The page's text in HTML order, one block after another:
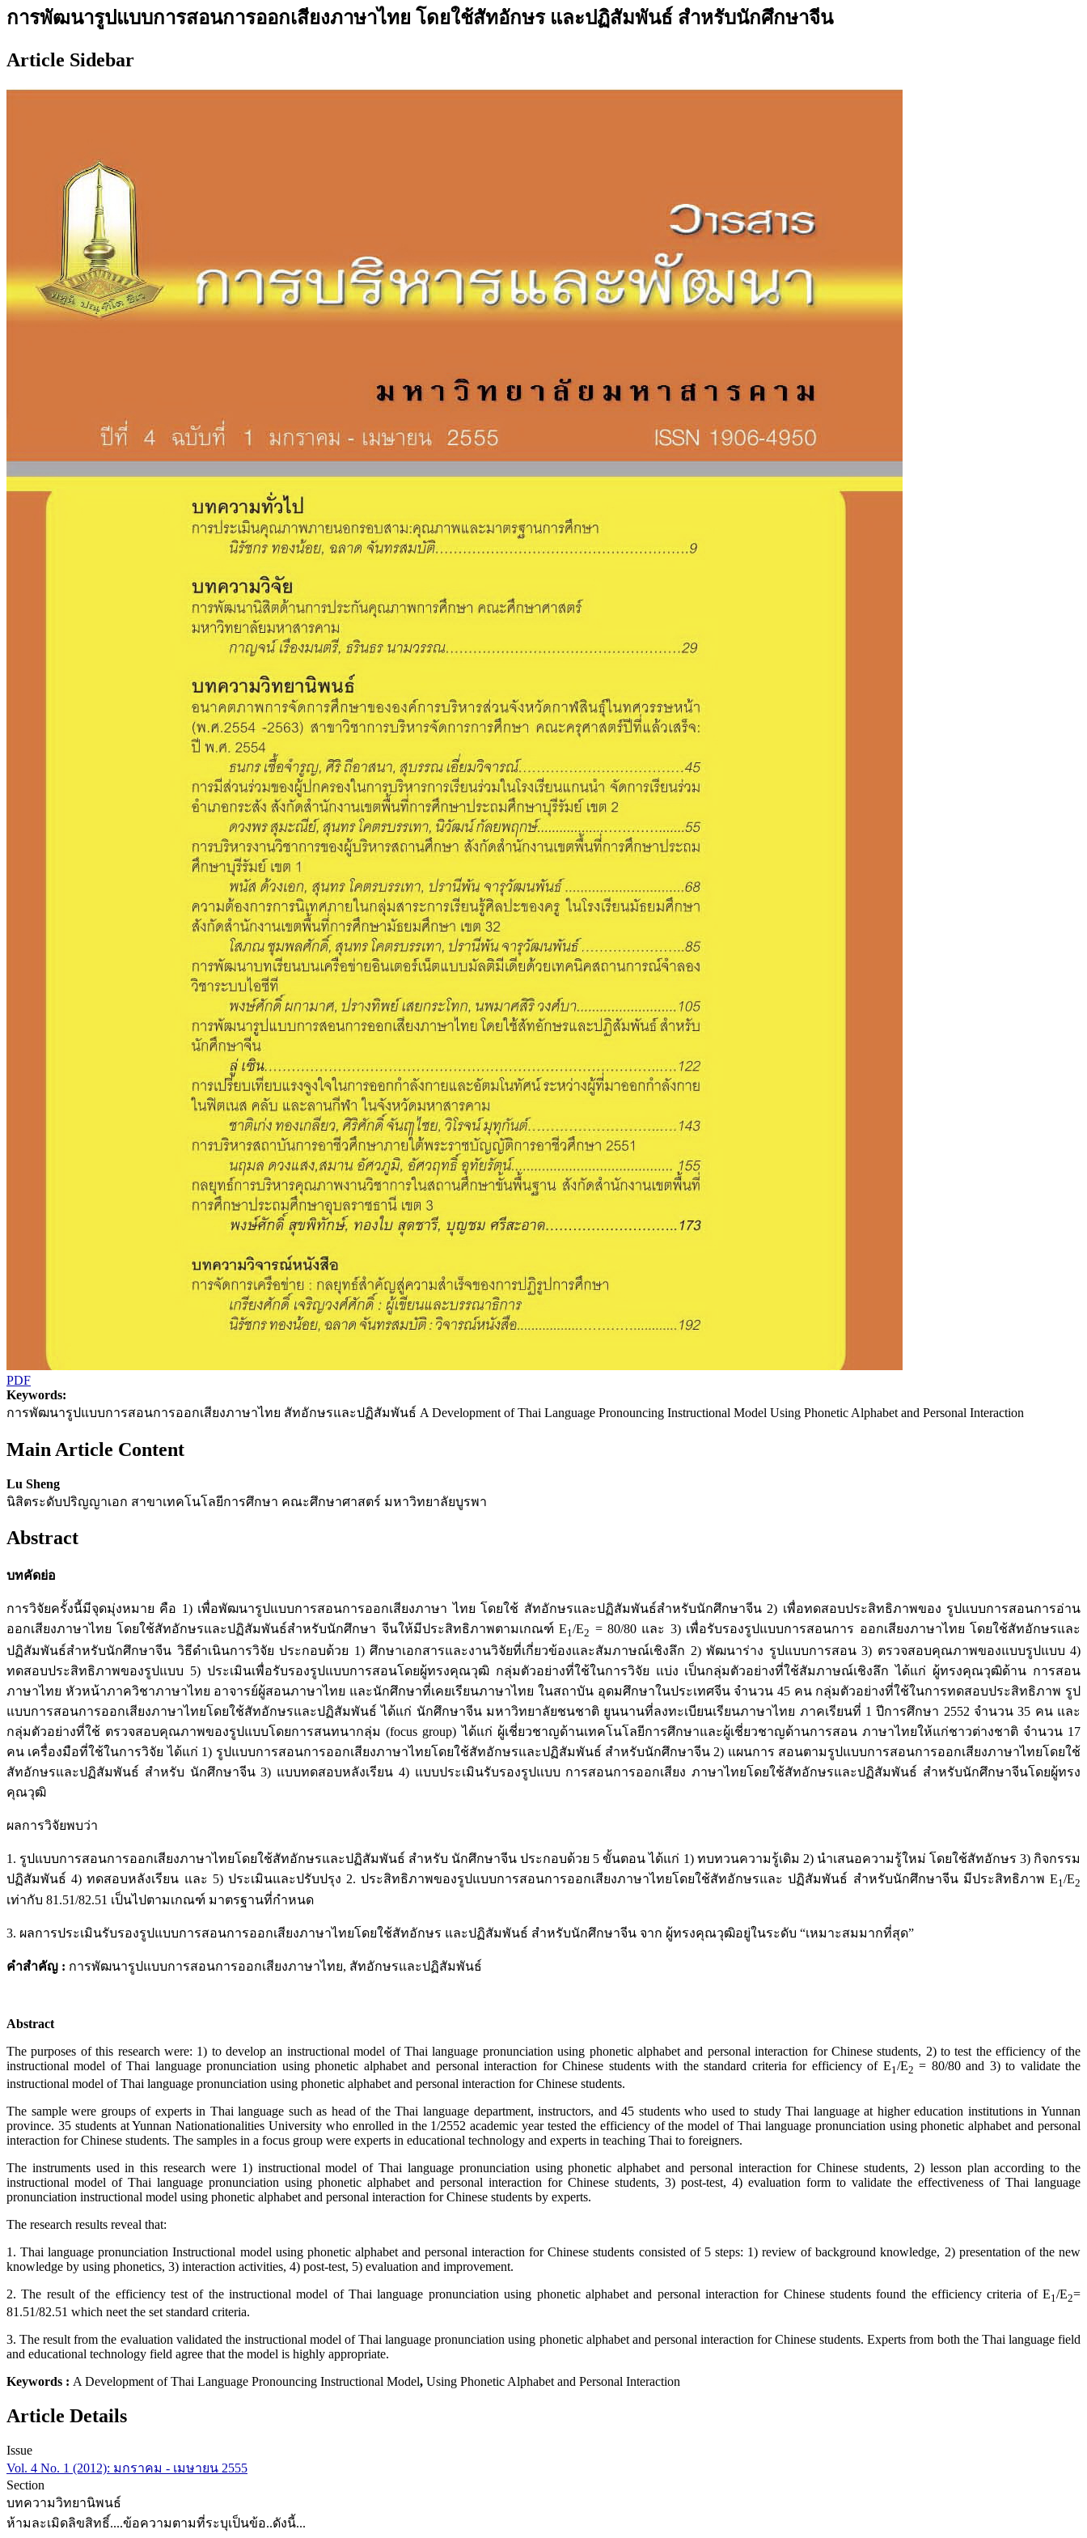
การพัฒนารูปแบบการสอนการออกเสียงภาษาไทย โดยใช้สัทอักษร และปฏิสัมพันธ์ สำหรับนักศึกษาจีน
Article Sidebar
PDF
Keywords:
การพัฒนารูปแบบการสอนการออกเสียงภาษาไทย สัทอักษรและปฏิสัมพันธ์ A Development of Thai Language Pronouncing Instructional Model Using Phonetic Alphabet and Personal Interaction
Main Article Content
Lu Sheng
นิสิตระดับปริญญาเอก สาขาเทคโนโลยีการศึกษา คณะศึกษาศาสตร์ มหาวิทยาลัยบูรพา
Abstract
บทคัดย่อ
การวิจัยครั้งนี้มีจุดมุ่งหมาย คือ 1) เพื่อพัฒนารูปแบบการสอนการออกเสียงภาษา ไทย โดยใช้ สัทอักษรและปฏิสัมพันธ์สำหรับนักศึกษาจีน 2) เพื่อทดสอบประสิทธิภาพของ รูปแบบการสอนการอ่าน
ออกเสียงภาษาไทย โดยใช้สัทอักษรและปฏิสัมพันธ์สำหรับนักศึกษา จีนให้มีประสิทธิภาพตามเกณฑ์ E1/E2 = 80/80 และ 3) เพื่อรับรองรูปแบบการสอนการ ออกเสียงภาษาไทย โดยใช้สัทอักษรและ
ปฏิสัมพันธ์สำหรับนักศึกษาจีน วิธีดำเนินการวิจัย ประกอบด้วย 1) ศึกษาเอกสารและงานวิจัยที่เกี่ยวข้องและสัมภาษณ์เชิงลึก 2) พัฒนาร่าง รูปแบบการสอน 3) ตรวจสอบคุณภาพของแบบรูปแบบ 4)
ทดสอบประสิทธิภาพของรูปแบบ 5) ประเมินเพื่อรับรองรูปแบบการสอนโดยผู้ทรงคุณวุฒิ กลุ่มตัวอย่างที่ใช้ในการวิจัย แบ่ง เป็นกลุ่มตัวอย่างที่ใช้สัมภาษณ์เชิงลึก ได้แก่ ผู้ทรงคุณวุฒิด้าน การสอน
ภาษาไทย หัวหน้าภาควิชาภาษาไทย อาจารย์ผู้สอนภาษาไทย และนักศึกษาที่เคยเรียนภาษาไทย ในสถาบัน อุดมศึกษาในประเทศจีน จำนวน 45 คน กลุ่มตัวอย่างที่ใช้ในการทดสอบประสิทธิภาพ รูป
แบบการสอนการออกเสียงภาษาไทยโดยใช้สัทอักษรและปฏิสัมพันธ์ ได้แก่ นักศึกษาจีน มหาวิทยาลัยชนชาติ ยูนนานที่ลงทะเบียนเรียนภาษาไทย ภาคเรียนที่ 1 ปีการศึกษา 2552 จำนวน 35 คน และ
กลุ่มตัวอย่างที่ใช้ ตรวจสอบคุณภาพของรูปแบบโดยการสนทนากลุ่ม (focus group) ได้แก่ ผู้เชี่ยวชาญด้านเทคโนโลยีการศึกษาและผู้เชี่ยวชาญด้านการสอน ภาษาไทยให้แก่ชาวต่างชาติ จำนวน 17
คน เครื่องมือที่ใช้ในการวิจัย ได้แก่ 1) รูปแบบการสอนการออกเสียงภาษาไทยโดยใช้สัทอักษรและปฏิสัมพันธ์ สำหรับนักศึกษาจีน 2) แผนการ สอนตามรูปแบบการสอนการออกเสียงภาษาไทยโดยใช้
สัทอักษรและปฏิสัมพันธ์ สำหรับ นักศึกษาจีน 3) แบบทดสอบหลังเรียน 4) แบบประเมินรับรองรูปแบบ การสอนการออกเสียง ภาษาไทยโดยใช้สัทอักษรและปฏิสัมพันธ์ สำหรับนักศึกษาจีนโดยผู้ทรง
คุณวุฒิ
ผลการวิจัยพบว่า
1. รูปแบบการสอนการออกเสียงภาษาไทยโดยใช้สัทอักษรและปฏิสัมพันธ์ สำหรับ นักศึกษาจีน ประกอบด้วย 5 ขั้นตอน ได้แก่ 1) ทบทวนความรู้เดิม 2) นำเสนอความรู้ใหม่ โดยใช้สัทอักษร 3) กิจกรรม
ปฏิสัมพันธ์ 4) ทดสอบหลังเรียน และ 5) ประเมินและปรับปรุง 2. ประสิทธิภาพของรูปแบบการสอนการออกเสียงภาษาไทยโดยใช้สัทอักษรและ ปฏิสัมพันธ์ สำหรับนักศึกษาจีน มีประสิทธิภาพ E1 /E2
เท่ากับ 81.51/82.51 เป็นไปตามเกณฑ์ มาตรฐานที่กำหนด
3. ผลการประเมินรับรองรูปแบบการสอนการออกเสียงภาษาไทยโดยใช้สัทอักษร และปฏิสัมพันธ์ สำหรับนักศึกษาจีน จาก ผู้ทรงคุณวุฒิอยู่ในระดับ “เหมาะสมมากที่สุด”
คำสำคัญ : การพัฒนารูปแบบการสอนการออกเสียงภาษาไทย, สัทอักษรและปฏิสัมพันธ์
Abstract
The purposes of this research were: 1) to develop an instructional model of Thai language pronunciation using phonetic alphabet and personal interaction for Chinese students, 2) to test the efficiency of the
instructional model of Thai language pronunciation using phonetic alphabet and personal interaction for Chinese students with the standard criteria for efficiency of E1 /E2 = 80/80 and 3) to validate the
instructional model of Thai language pronunciation using phonetic alphabet and personal interaction for Chinese students.
The sample were groups of experts in Thai language such as head of the Thai language department, instructors, and 45 students who used to study Thai language at higher education institutions in Yunnan
province. 35 students at Yunnan Nationationalities University who enrolled in the 1/2552 academic year tested the efficiency of the model of Thai language pronunciation using phonetic alphabet and personal
interaction for Chinese students. The samples in a focus group were experts in educational technology and experts in teaching Thai to foreigners.
The instruments used in this research were 1) instructional model of Thai language pronunciation using phonetic alphabet and personal interaction for Chinese students, 2) lesson plan according to the
instructional model of Thai language pronunciation using phonetic alphabet and personal interaction for Chinese students, 3) post-test, 4) evaluation form to validate the effectiveness of Thai language
pronunciation instructional model using phonetic alphabet and personal interaction for Chinese students by experts.
The research results reveal that:
1. Thai language pronunciation Instructional model using phonetic alphabet and personal interaction for Chinese students consisted of 5 steps: 1) review of background knowledge, 2) presentation of the new
knowledge by using phonetics, 3) interaction activities, 4) post-test, 5) evaluation and improvement.
2. The result of the efficiency test of the instructional model of Thai language pronunciation using phonetic alphabet and personal interaction for Chinese students found the efficiency criteria of E1/E2=
81.51/82.51 which neet the set standard criteria.
3. The result from the evaluation validated the instructional model of Thai language pronunciation using phonetic alphabet and personal interaction for Chinese students. Experts from both the Thai language field
and educational technology field agree that the model is highly appropriate.
Keywords : A Development of Thai Language Pronouncing Instructional Model, Using Phonetic Alphabet and Personal Interaction
Article Details
Issue
Vol. 4 No. 1 (2012): มกราคม - เมษายน 2555
Section
บทความวิทยานิพนธ์
ห้ามละเมิดลิขสิทธิ์....ข้อความตามที่ระบุเป็นข้อ..ดังนี้...